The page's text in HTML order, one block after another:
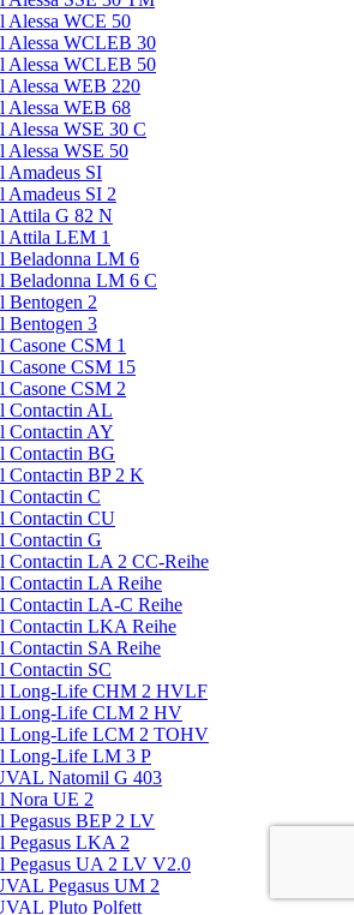
Alessa WCE 50
Alessa WCLEB 30
Alessa WCLEB 50
Alessa WEB 220
Alessa WEB 68
Alessa WSE 30 C
Alessa WSE 50
Amadeus SI
Amadeus SI 2
Attila G 82 N
Attila LEM 1
Beladonna LM 6
Beladonna LM 6 C
Bentogen 2
Bentogen 3
CSM 1
Casone CSM 15
Casone CSM 2
Contactin AL
Contactin AY
Contactin BG
Contactin BP 2 K
Contactin C
Contactin CU
Contactin G
Contactin LA 2 CC-Reihe
Contactin LA Reihe
Contactin LA-C Reihe
Contactin LKA Reihe
Contactin SA Reihe
Contactin SC
Long-Life CHM 2 HVLF
Long-Life CLM 2 HV
Long-Life LCM 2 TOHV
Long-Life LM 3 P
Natomil G 403
Nora UE 2
Pegasus BEP 2 LV
Pegasus LKA 2
Pegasus UA 2 LV V2.0
Pegasus UM 2
Pluto Polfett